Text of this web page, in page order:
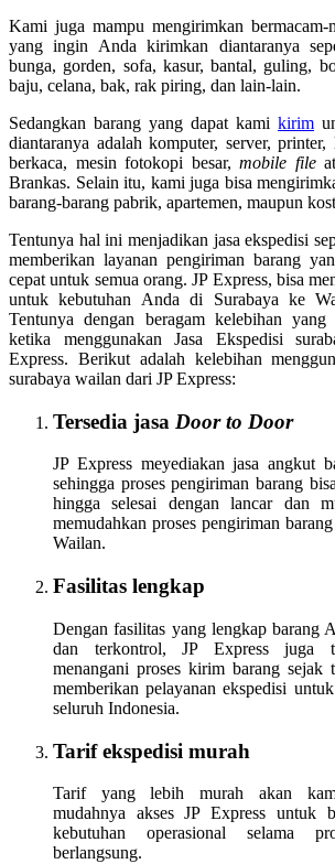
Kami juga mampu mengirimkan bermacam-
yang ingin Anda kirimkan diantaranya
bunga, gorden, sofa, kasur, bantal, guling,
baju, celana, bak, rak piring, dan lain-lain.
Sedangkan barang yang dapat kami kirim
diantaranya adalah komputer, server,
berkaca, mesin fotokopi besar, mobile file
Brankas. Selain itu, kami juga bisa
barang-barang pabrik, apartemen, maupun
Tentunya hal ini menjadikan jasa ekspedisi
memberikan layanan pengiriman barang
cepat untuk semua orang. JP Express, bisa
untuk kebutuhan Anda di Surabaya ke
Tentunya dengan beragam kelebihan
ketika menggunakan Jasa Ekspedisi
Express. Berikut adalah kelebihan
surabaya wailan dari JP Express:
Tersedia jasa Door to Door
JP Express meyediakan jasa angkut
sehingga proses pengiriman barang
hingga selesai dengan lancar dan
memudahkan proses pengiriman
Wailan.
Fasilitas lengkap
Dengan fasilitas yang lengkap barang
dan terkontrol, JP Express juga
menangani proses kirim barang sejak
memberikan pelayanan ekspedisi
seluruh Indonesia.
Tarif ekspedisi murah
Tarif yang lebih murah akan
mudahnya akses JP Express untuk
kebutuhan operasional selama
berlangsung.